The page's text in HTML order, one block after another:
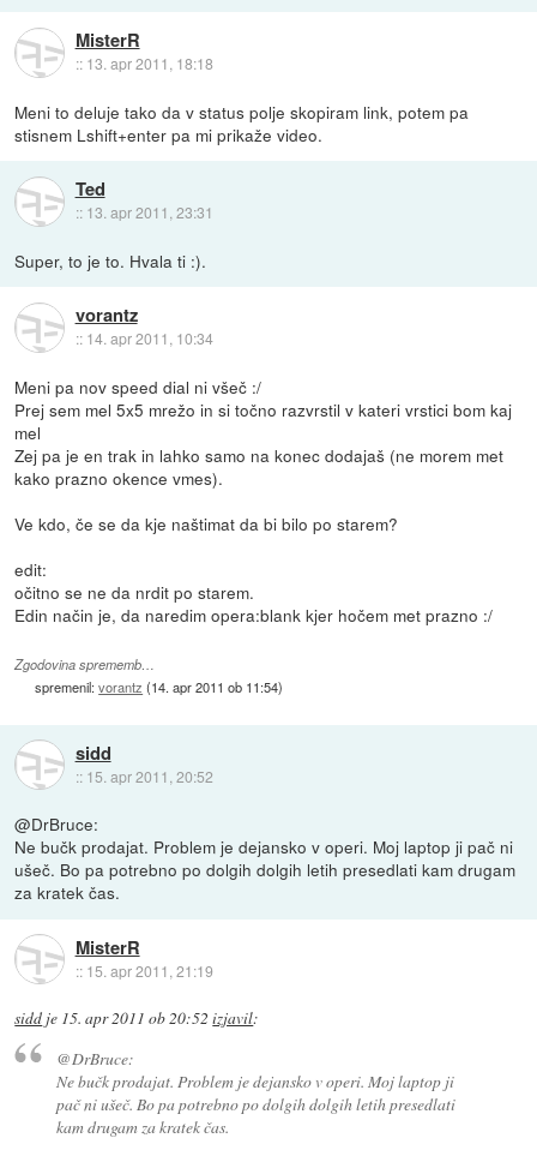
MisterR
:: 13. apr 2011, 18:18
Meni to deluje tako da v status polje skopiram link, potem pa
stisnem Lshift+enter pa mi prikaže video.
Ted
:: 13. apr 2011, 23:31
Super, to je to. Hvala ti :).
vorantz
:: 14. apr 2011, 10:34
Meni pa nov speed dial ni všeč :/
Prej sem mel 5x5 mrežo in si točno razvrstil v kateri vrstici bom kaj
mel
Zej pa je en trak in lahko samo na konec dodajaš (ne morem met
kako prazno okence vmes).
Ve kdo, če se da kje naštimat da bi bilo po starem?
edit:
očitno se ne da nrdit po starem.
Edin način je, da naredim opera:blank kjer hočem met prazno :/
Zgodovina sprememb…
spremenil:vorantz (14. apr 2011 ob 11:54)
sidd
:: 15. apr 2011, 20:52
@DrBruce:
Ne bučk prodajat. Problem je dejansko v operi. Moj laptop ji pač ni
ušeč. Bo pa potrebno po dolgih dolgih letih presedlati kam drugam
za kratek čas.
MisterR
:: 15. apr 2011, 21:19
sidd je 15. apr 2011 ob 20:52 izjavil:
@DrBruce:
Ne bučk prodajat. Problem je dejansko v operi. Moj laptop ji
pač ni ušeč. Bo pa potrebno po dolgih dolgih letih presedlati
kam drugam za kratek čas.